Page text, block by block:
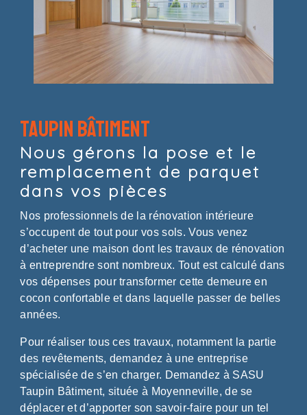
Taupin Bâtiment
Nous gérons la pose et le
remplacement de parquet
dans vos pièces
Nos professionnels de la rénovation intérieure
s’occupent de tout pour vos sols. Vous venez
d’acheter une maison dont les travaux de rénovation
à entreprendre sont nombreux. Tout est calculé dans
vos dépenses pour transformer cette demeure en
cocon confortable et dans laquelle passer de belles
années.
Pour réaliser tous ces travaux, notamment la partie
des revêtements, demandez à une entreprise
spécialisée de s’en charger. Demandez à SASU
Taupin Bâtiment, située à Moyenneville, de se
déplacer et d’apporter son savoir-faire pour un tel